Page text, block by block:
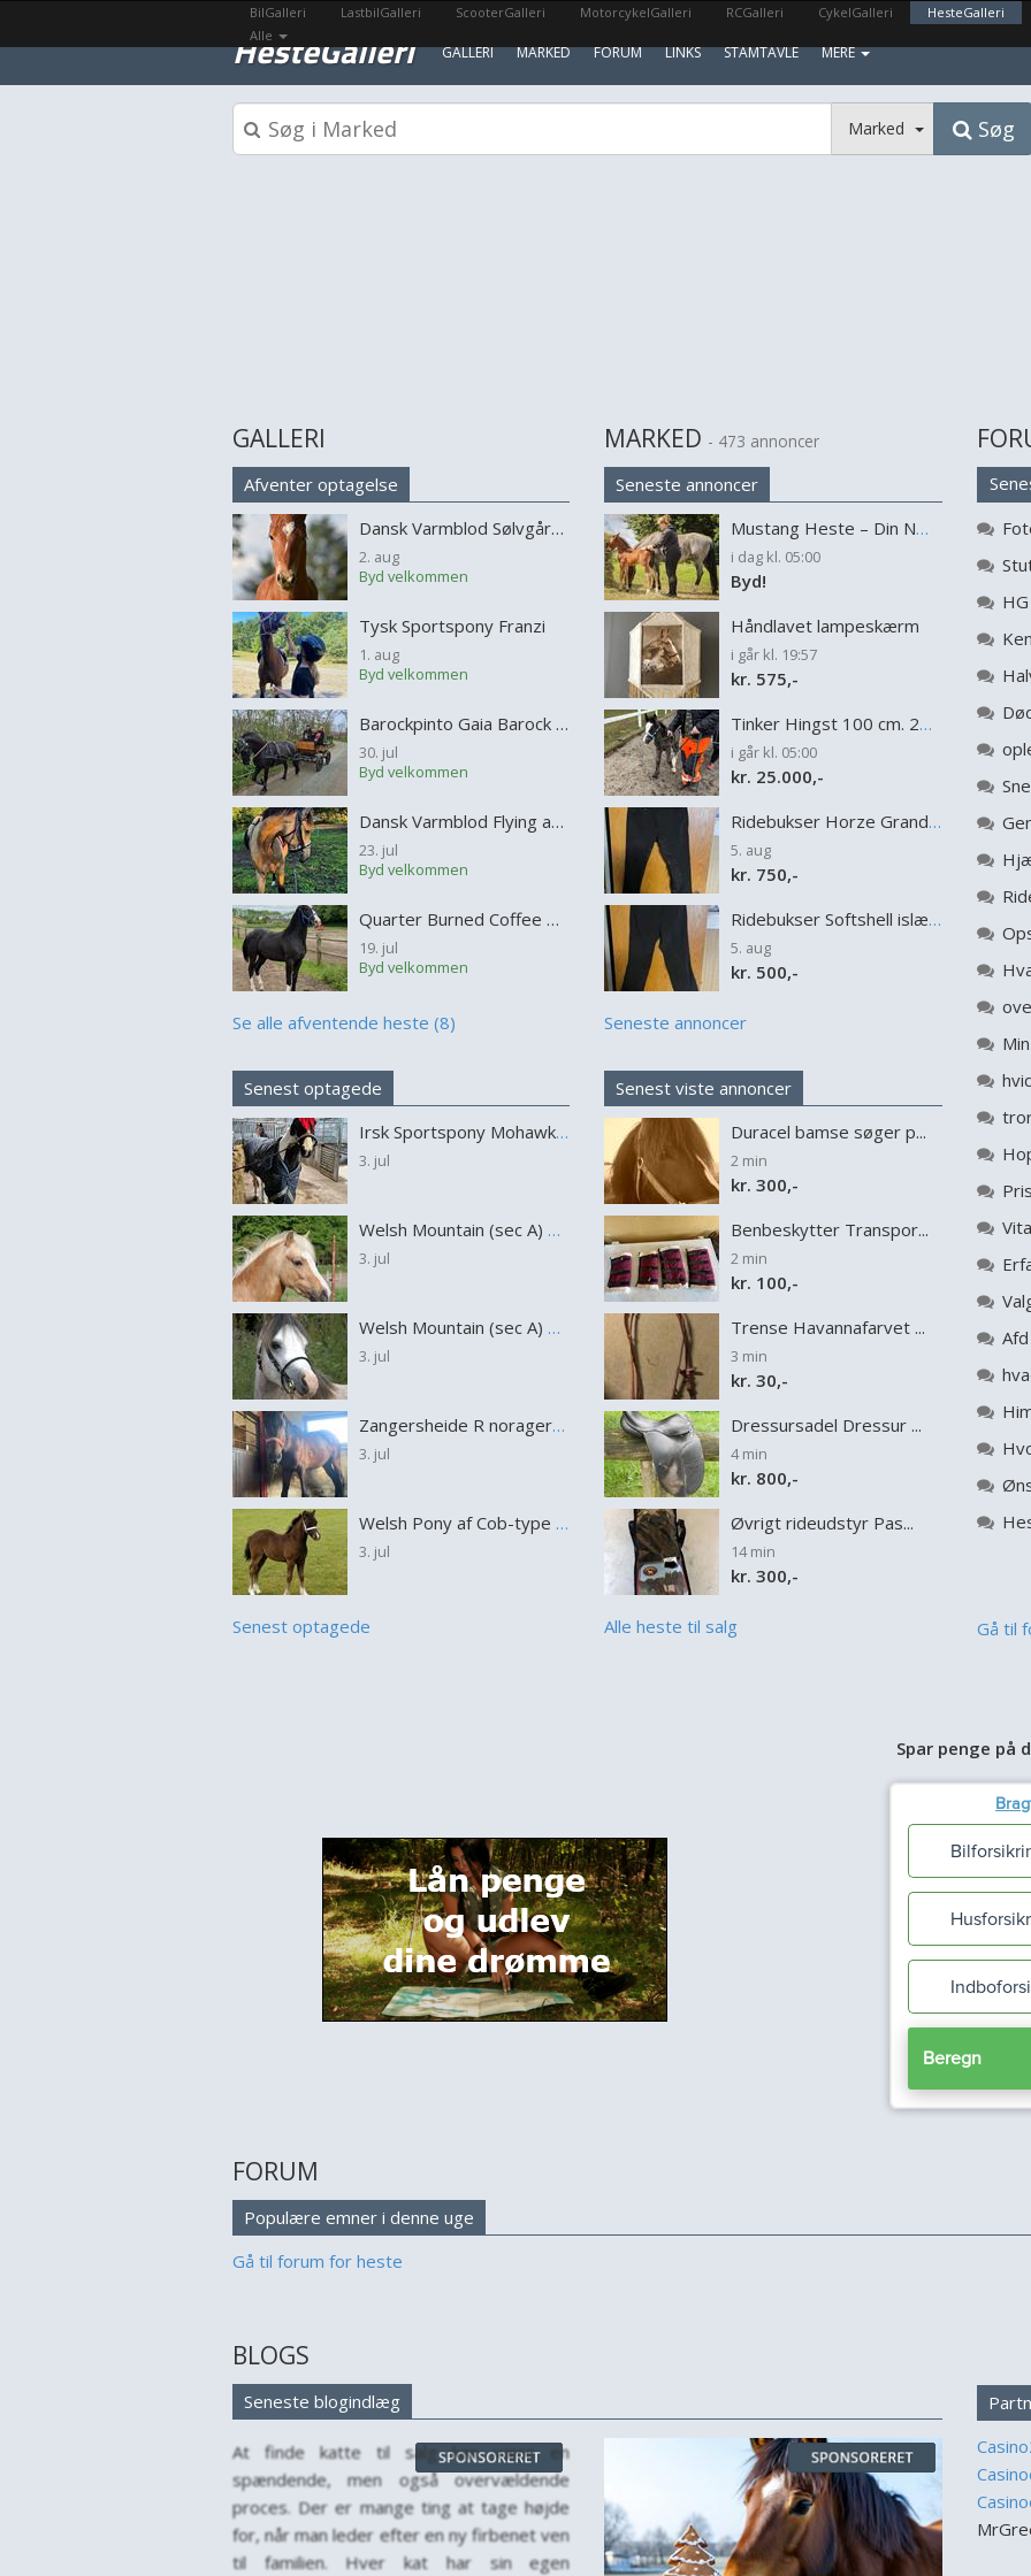
HesteGalleri GALLERI MARKED FORUM LINKS STAMTAVLE MERE
Marked Søg
GALLERI
Afventer optagelse
Dansk Varmblod Sølvgårdens Incendio
2. aug
Byd velkommen
Tysk Sportspony Franzi
1. aug
Byd velkommen
Barockpinto Gaia Barock West
30. jul
Byd velkommen
Dansk Varmblod Flying aragorn
23. jul
Byd velkommen
Quarter Burned Coffee Bean
19. jul
Byd velkommen
Se alle afventende heste (8)
Senest optagede
Irsk Sportspony Mohawk indian
3. jul
Welsh Mountain (sec A) Belle's milo
3. jul
Welsh Mountain (sec A) Dany's reese
3. jul
Zangersheide R noragers super size me z
3. jul
Welsh Pony af Cob-type (sec C) Skovly's Black Dancing Star
3. jul
Senest optagede
MARKED - 473 annoncer
Seneste annoncer
Mustang Heste – Din Næste Bedste Ven
i dag kl. 05:00
Byd!
Håndlavet lampeskærm
i går kl. 19:57
kr. 575,-
Tinker Hingst 100 cm. 2026
i går kl. 05:00
kr. 25.000,-
Ridebukser Horze Grand Prix Thermo Softshell Silikone FS Dameridebukser str 38(passer mere en 40)
5. aug
kr. 750,-
Ridebukser Softshell islænder Ridebukser med knæ skin. Brugt 3 gange str 38/32L
5. aug
kr. 500,-
Seneste annoncer
Senest viste annoncer
Duracel bamse søger p...
2 min
kr. 300,-
Benbeskytter Transpor...
2 min
kr. 100,-
Trense Havannafarvet ...
3 min
kr. 30,-
Dressursadel Dressur ...
4 min
kr. 800,-
Øvrigt rideudstyr Pas...
14 min
kr. 300,-
Alle heste til salg Gå til
Spar penge på
FORUM
Populære emner i denne uge
Gå til forum for heste
BLOGS
Seneste blogindlæg
At finde katte til salg kan være en
spændende, men også overvældende
proces. Der er mange ting at tage højde
for, når man leder efter en ny firbenet ven
til familien. Hver kat har sin egen
BilGalleri LastbilGalleri ScooterGalleri MotorcykelGalleri RCGalleri CykelGalleri
HesteGalleri
Alle